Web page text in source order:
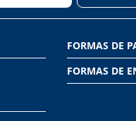
FORMAS DE
FORMAS DE